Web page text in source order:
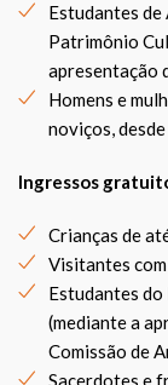
Estudantes
Patrimônio
apresentação
Homens e
noviços,
Ingressos
Crianças de
Visitantes
Estudantes
(mediante a
Comissão de
Sacerdotes e